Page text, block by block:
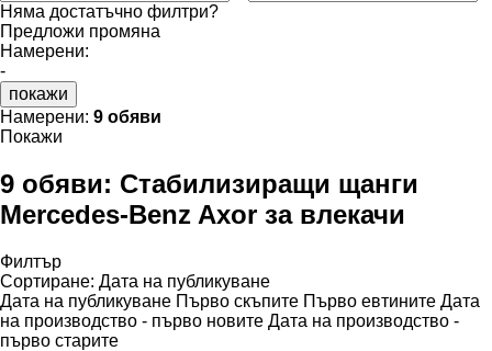
Няма достатъчно филтри?
Предложи промяна
Намерени:
-
покажи
Намерени: 9 обяви
Покажи
9 обяви: Стабилизиращи щанги
Mercedes-Benz Axor за влекачи
Филтър
Сортиране: Дата на публикуване
Дата на публикуване Първо скъпите Първо евтините Дата
на производство - първо новите Дата на производство -
първо старите